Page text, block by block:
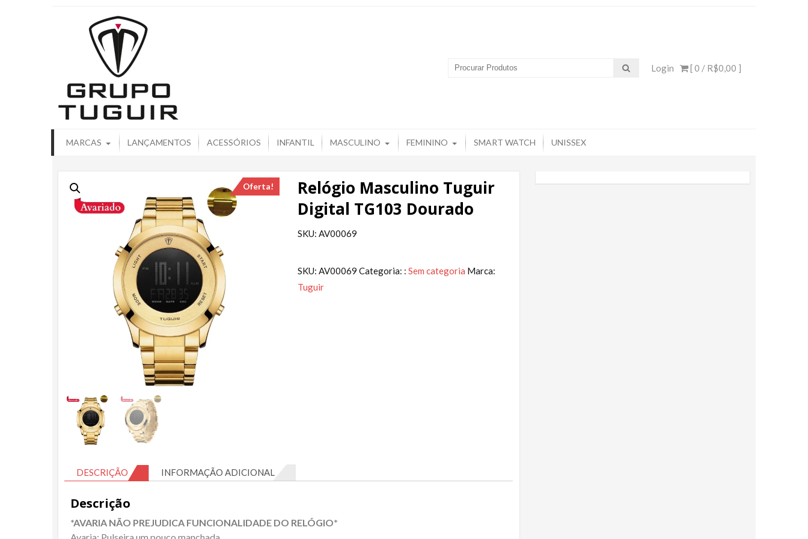
[ 0 / R$0,00 ]
Login
MARCAS LANÇAMENTOS ACESSÓRIOS INFANTIL MASCULINO FEMININO SMART WATCH UNISSEX
Oferta!
Relógio Masculino Tuguir
Digital TG103 Dourado
SKU: AV00069
SKU: AV00069 Categoria: :Sem categoria Marca:
Tuguir
DESCRIÇÃO INFORMAÇÃO ADICIONAL
Descrição
*AVARIA NÃO PREJUDICA FUNCIONALIDADE DO RELÓGIO*